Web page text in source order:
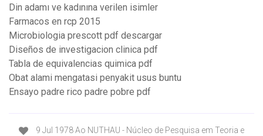
Din adamı ve kadınına verilen isimler
Farmacos en rcp 2015
Microbiologia prescott pdf descargar
Diseños de investigacion clinica pdf
Tabla de equivalencias quimica pdf
Obat alami mengatasi penyakit usus buntu
Ensayo padre rico padre pobre pdf
9 Jul 1978 Ao NUTHAU - Núcleo de Pesquisa em Teoria e